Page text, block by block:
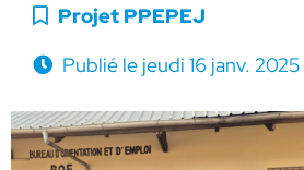
Catégorie :
Projet PPEPEJ
Publié le jeudi 16 janv. 2025